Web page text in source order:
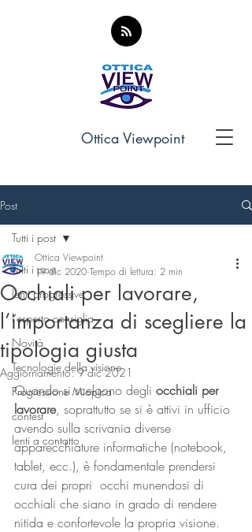
Ottica Viewpoint
Post
Tutti i post
lenti progressive
l'esperto consiglia
Novità
Tecnologie della visione
Progressione Miopica
contest
lenti a contatto
Tutti i post
Occhiali per lavorare,
l’importanza di scegliere la
tipologia giusta
Ottica Viewpoint
19 dic 2020 Tempo di lettura: 2 min
Aggiornamento:9 dic 2021
Quando si scelgono degli occhiali per
lavorare, soprattutto se si è attivi in ufficio
avendo sulla scrivania diverse
apparecchiature informatiche (notebook,
tablet, ecc.), è fondamentale prendersi
cura dei propri  occhi munendosi di
occhiali che siano in grado di rendere
nitida e confortevole la propria visione.